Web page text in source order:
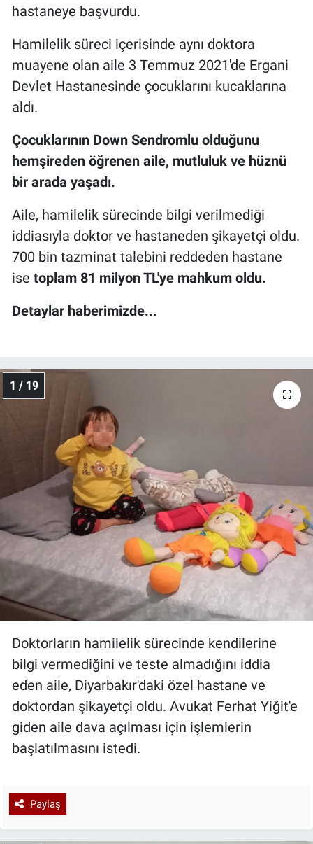
hastaneye başvurdu.
Hamilelik süreci içerisinde aynı doktora
muayene olan aile 3 Temmuz 2021'de Ergani
Devlet Hastanesinde çocuklarını kucaklarına
aldı.
Çocuklarının Down Sendromlu olduğunu
hemşireden öğrenen aile, mutluluk ve hüznü
bir arada yaşadı.
Aile, hamilelik sürecinde bilgi verilmediği
iddiasıyla doktor ve hastaneden şikayetçi oldu.
700 bin tazminat talebini reddeden hastane
ise toplam 81 milyon TL'ye mahkum oldu.
Detaylar haberimizde...
1 / 19
Doktorların hamilelik sürecinde kendilerine
bilgi vermediğini ve teste almadığını iddia
eden aile, Diyarbakır'daki özel hastane ve
doktordan şikayetçi oldu. Avukat Ferhat Yiğit'e
giden aile dava açılması için işlemlerin
başlatılmasını istedi.
Paylaş